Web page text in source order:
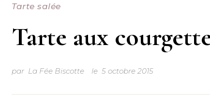
Tarte salée
Tarte aux
par La Fée Biscotte le 5 octobre 2015